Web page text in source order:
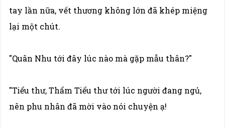
tay lần nữa, vết thương không lớn đã khép miệng
lại một chút.
"Quân Nhu tới đây lúc nào mà gặp mẫu thân?"
"Tiểu thư, Thẩm Tiểu thư tới lúc người đang ngủ,
nên phu nhân đã mời vào nói chuyện ạ!